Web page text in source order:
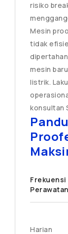
risiko
Mesin
tidak
mesin
listrik.
konsultan
Frekuensi
Perawatan
Harian